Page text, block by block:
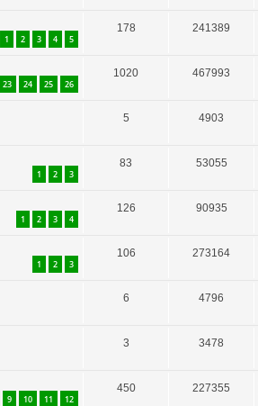
1 2 3 4 5
178 241389
23 24 25 26
1020 467993
5 4903
1 2 3
83 53055
1 2 3 4
126 90935
1 2 3
106 273164
6 4796
3 3478
9 10 11 12
450 227355